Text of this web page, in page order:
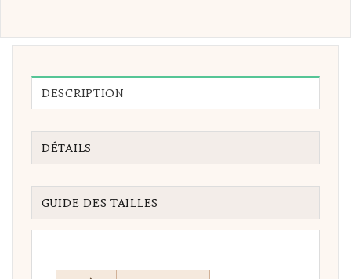
DESCRIPTION
DÉTAILS
GUIDE DES TAILLES